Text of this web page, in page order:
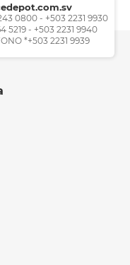
0800 - +503 2231 9930
5219 - +503 2231 9940
*+503 2231 9939